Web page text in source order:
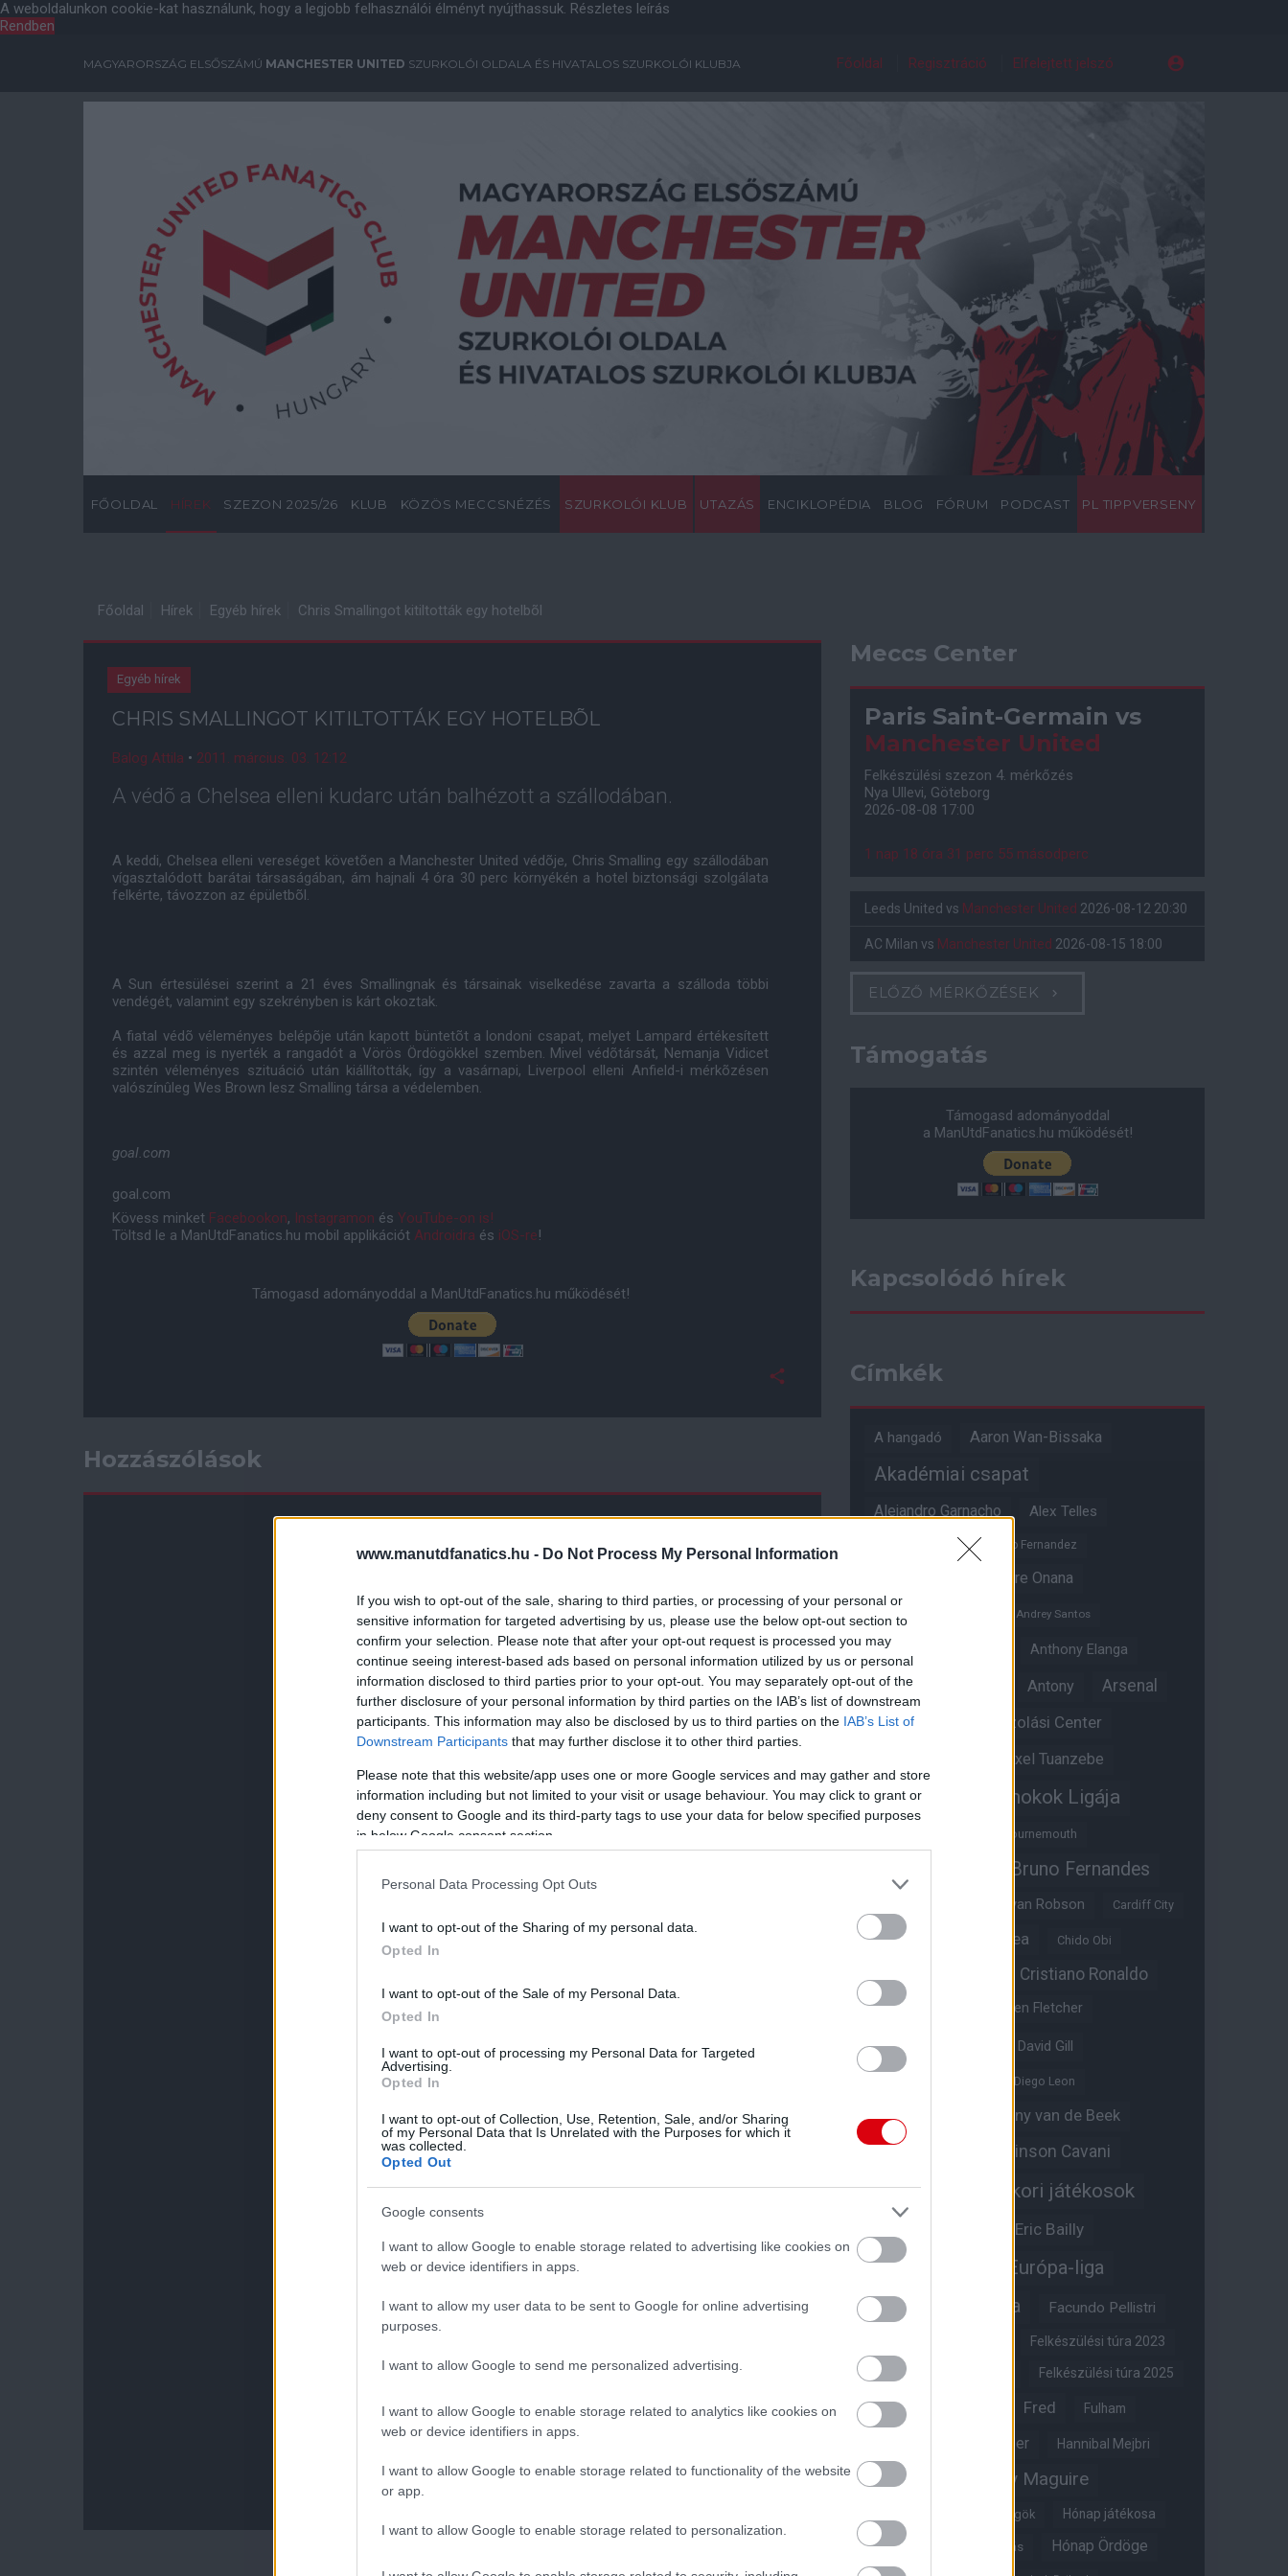
www.manutdfanatics.hu - Do Not Process My Personal Information
If you wish to opt-out of the sale, sharing to third parties, or processing of your personal or
sensitive information for targeted advertising by us, please use the below opt-out section to
confirm your selection. Please note that after your opt-out request is processed you may
continue seeing interest-based ads based on personal information utilized by us or personal
information disclosed to third parties prior to your opt-out. You may separately opt-out of the
further disclosure of your personal information by third parties on the IAB’s list of downstream
participants. This information may also be disclosed by us to third parties on the IAB’s List of
Downstream Participants that may further disclose it to other third parties.
Please note that this website/app uses one or more Google services and may gather and store
information including but not limited to your visit or usage behaviour. You may click to grant or
deny consent to Google and its third-party tags to use your data for below specified purposes
in below Google consent section.
Personal Data Processing Opt Outs
I want to opt-out of the Sharing of my personal data.
Opted In
I want to opt-out of the Sale of my Personal Data.
Opted In
I want to opt-out of processing my Personal Data for Targeted
Advertising.
Opted In
I want to opt-out of Collection, Use, Retention, Sale, and/or Sharing
of my Personal Data that Is Unrelated with the Purposes for which it
was collected.
Opted Out
Google consents
I want to allow Google to enable storage related to advertising like cookies on
web or device identifiers in apps.
I want to allow my user data to be sent to Google for online advertising
purposes.
I want to allow Google to send me personalized advertising.
I want to allow Google to enable storage related to analytics like cookies on
web or device identifiers in apps.
I want to allow Google to enable storage related to functionality of the website
or app.
I want to allow Google to enable storage related to personalization.
A weboldalunkon cookie-kat használunk, hogy a legjobb felhasználói élményt nyújthassuk. Részletes leírás
Rendben
MAGYARORSZÁG ELSŐSZÁMÚ MANCHESTER UNITED SZURKOLÓI OLDALA ÉS HIVATALOS SZURKOLÓI KLUBJA Főoldal Regisztráció Elfelejtett jelszó
FŐOLDAL HÍREK SZEZON 2025/26 KLUB KÖZÖS MECCSNÉZÉS SZURKOLÓI KLUB UTAZÁS ENCIKLOPÉDIA BLOG FÓRUM PODCAST PL TIPPVERSENY
Főoldal Hírek Egyéb hírek Chris Smallingot kitiltották egy hotelbõl
Egyéb hírek
CHRIS SMALLINGOT KITILTOTTÁK EGY HOTELBÕL
Balog Attila • 2011. március. 03. 12:12
A védõ a Chelsea elleni kudarc után balhézott a szállodában.
A keddi, Chelsea elleni vereséget követõen a Manchester United védõje, Chris Smalling egy szállodában
vígasztalódott barátai társaságában, ám hajnali 4 óra 30 perc környékén a hotel biztonsági szolgálata
felkérte, távozzon az épületbõl.
A Sun értesülései szerint a 21 éves Smallingnak és társainak viselkedése zavarta a szálloda többi
vendégét, valamint egy szekrényben is kárt okoztak.
A fiatal védõ véleményes belépõje után kapott büntetõt a londoni csapat, melyet Lampard értékesített
és azzal meg is nyerték a rangadót a Vörös Ördögökkel szemben. Mivel védõtársát, Nemanja Vidicet
szintén véleményes szituáció után kiállították, így a vasárnapi, Liverpool elleni Anfield-i mérkõzésen
valószínûleg Wes Brown lesz Smalling társa a védelemben.
goal.com
goal.com
Kövess minket Facebookon, Instagramon és YouTube-on is!
Töltsd le a ManUtdFanatics.hu mobil applikációt Androidra és iOS-re!
Támogasd adományoddal a ManUtdFanatics.hu működését!
Hozzászólások
Meccs Center
Paris Saint-Germain vs
Manchester United
Felkészülési szezon 4. mérkőzés
Nya Ullevi, Göteborg
2026-08-08 17:00
1 nap 18 óra 31 perc 54 másodperc
Leeds United vs Manchester United 2026-08-12 20:30
AC Milan vs Manchester United 2026-08-15 18:00
ELŐZŐ MÉRKŐZÉSEK
Támogatás
Támogasd adományoddal
a ManUtdFanatics.hu működését!
Kapcsolódó hírek
Címkék
A hangadó Aaron Wan-Bissaka
Akadémiai csapat
Alejandro Garnacho Alex Telles
Alvaro Fernandez
Andre Onana
Andreas Pereira
Andrey Santos
Angol válogatott Anthony Elanga
Anthony Martial Antony Arsenal
Aston Villa Átigazolási Center
Axel Tuanzebe
Ayden Heaven Bajnokok Ligája
Bournemouth
Bruno Fernandes
Bryan Robson Cardiff City
Casemiro Chelsea Chido Obi
Cristiano Ronaldo
Crystal Palace Darren Fletcher
David De Gea David Gill
Diego Leon
Diogo Dalot
Donny van de Beek
Edinson Cavani
Edzői stáb Egykori játékosok
Eric Bailly
Erik ten Hag Európa-liga
Everton FA-kupa Facundo Pellistri
Felkészülési túra 2023
Felkészülési túra 2024 Felkészülési túra 2025
Felkészülési túra 2026 Fred Fulham
Glazer Hannibal Mejbri
Harry Amass Harry Maguire
Híres magyar Vörös Ördögök Hónap játékosa
Hónap legjobbja szavazás Hónap Ördöge